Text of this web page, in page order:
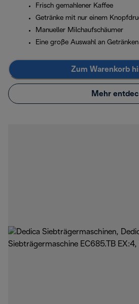
Frisch gemahlener Kaffee
Getränke mit nur einem
Manueller Milchaufschäumer
Eine große Auswahl an Getränken
Zum Warenkorb
Mehr